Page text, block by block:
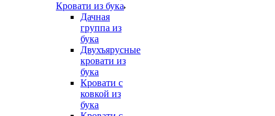
Кровати из бука
Дачная
группа из
бука
Двухъярусные
кровати из
бука
Кровати с
ковкой из
бука